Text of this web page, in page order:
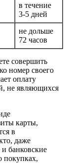
в течение
3-5 дней
не дольше
72 часов
совершить
номер своего
оплату
не являющихся
карты,
в
даже
банковские
покупках,